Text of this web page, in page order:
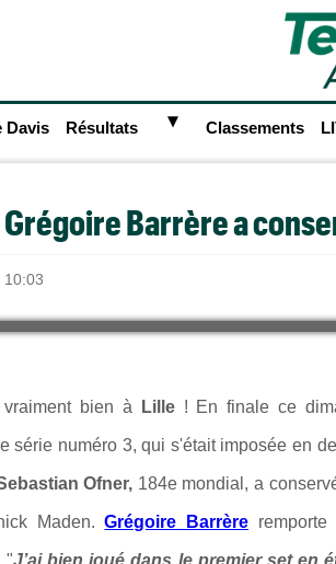
Davis Résultats ► Classements
Grégoire Barrère a
10:03
bien à Lille! En finale ce
série numéro 3, qui s'était imposée en
Ofner, 184e mondial, a
Maden.Grégoire Barrère
"J’ai bien joué dans le premier set en